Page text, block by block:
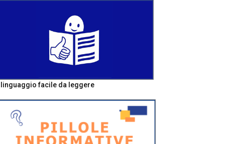
linguaggio facile da leggere